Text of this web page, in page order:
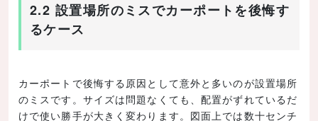
2.2 設置場所のミスでカーポートを後悔す
るケース
カーポートで後悔する原因として意外と多いのが設置場所
のミスです。サイズは問題なくても、配置がずれているだ
けで使い勝手が大きく変わります。図面上では数十センチ